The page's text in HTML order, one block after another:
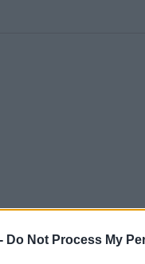
Do Not Process My